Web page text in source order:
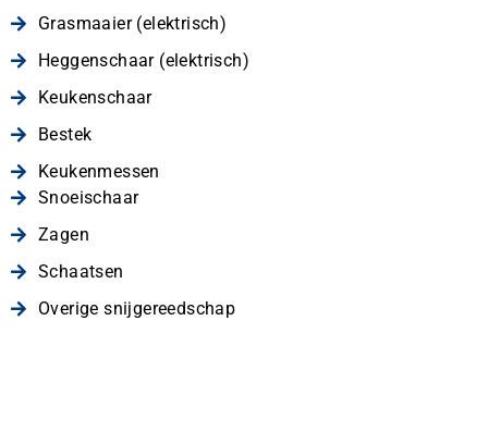
Grasmaaier (elektrisch)
Heggenschaar (elektrisch)
Keukenschaar
Bestek
Keukenmessen
Snoeischaar
Zagen
Schaatsen
Overige snijgereedschap